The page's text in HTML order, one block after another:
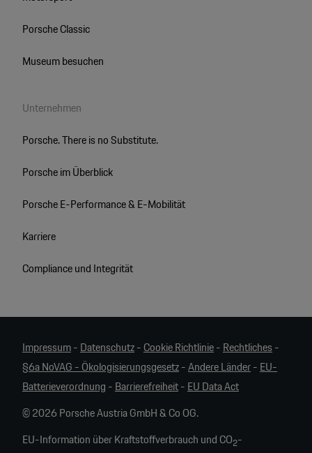
Porsche Classic
Museum besuchen
Unternehmen
Porsche. There is no Substitute.
Porsche im Überblick
Porsche E-Performance & E-Mobilität
Karriere
Compliance und Integrität
Impressum-Datenschutz-Cookie Richtlinie-Rechtliches-
§6a NoVAG - Ökologisierungsgesetz-Andere Länder-EU-
Batterieverordnung -Barrierefreiheit-EU Data Act
© 2026 Porsche Austria GmbH & Co OG.
EU-Information über Kraftstoffverbrauch und CO2-